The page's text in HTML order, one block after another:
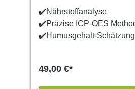
✔️Nährstoffanalyse
✔️Präzise ICP-OES
✔️Humusgehalt-Schätzung
49,00 €*